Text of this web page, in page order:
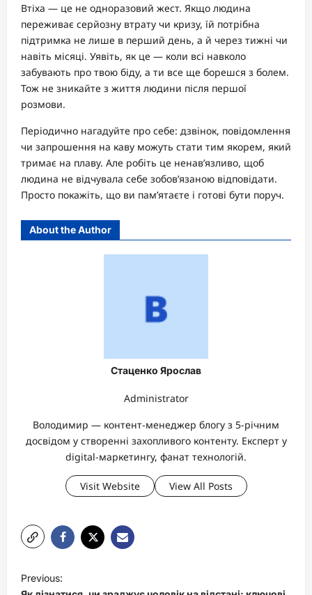
Втіха — це не одноразовий жест. Якщо людина
переживає серйозну втрату чи кризу, їй потрібна
підтримка не лише в перший день, а й через тижні чи
навіть місяці. Уявіть, як це — коли всі навколо
забувають про твою біду, а ти все ще борешся з болем.
Тож не зникайте з життя людини після першої
розмови.
Періодично нагадуйте про себе: дзвінок, повідомлення
чи запрошення на каву можуть стати тим якорем, який
тримає на плаву. Але робіть це ненав’язливо, щоб
людина не відчувала себе зобов’язаною відповідати.
Просто покажіть, що ви пам’ятаєте і готові бути поруч.
About the Author
Стаценко Ярослав
Administrator
Володимир — контент-менеджер блогу з 5-річним
досвідом у створенні захопливого контенту. Експерт у
digital-маркетингу, фанат технологій.
Visit Website View All Posts
P
o
Previous: